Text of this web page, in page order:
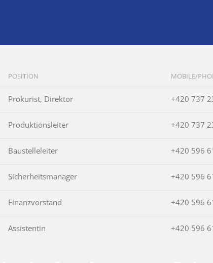
POSITION MOBILE/
Prokurist, Direktor +420 737
Produktionsleiter +420 737
Baustelleleiter +420 596
Sicherheitsmanager +420 596
Finanzvorstand +420 596
Assistentin +420 596